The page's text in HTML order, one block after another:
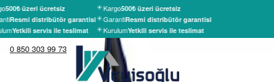
500₺ üzeri ücretsiz
Resmi distribütör garantisi
Yetkili servis ile teslimat
Kargo500₺ üzeri ücretsiz
GarantiResmi distribütör garantisi
KurulumYetkili servis ile teslimat
0 850 303 99 73